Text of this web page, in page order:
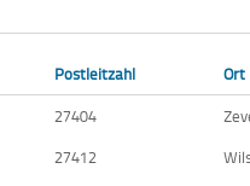
Postleitzahl
Ort
27404
27412